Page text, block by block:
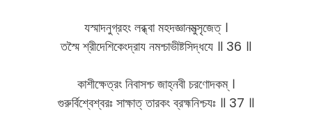
যস্মাদনুগ্রহং লব্ধ্বা মহদজ্ঞানমুত্সৃজেত্ ।
তস্মৈ শ্রীদেশিকেংদ্রায নমশ্চাভীষ্টসিদ্ধযে ॥ 36 ॥
কাশীক্ষেত্রং নিবাসশ্চ জাহ্নবী চরণোদকম্ ।
গুরুর্বিশ্বেশ্বরঃ সাক্ষাত্ তারকং ব্রহ্মনিশ্চযঃ ॥ 37 ॥